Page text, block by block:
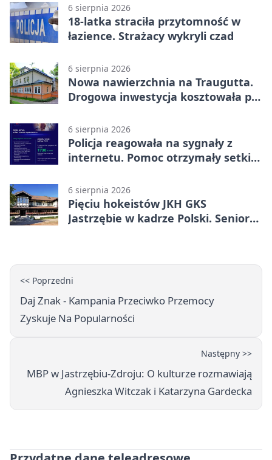
6 sierpnia 2026
18-latka straciła przytomność w
łazience. Strażacy wykryli czad
6 sierpnia 2026
Nowa nawierzchnia na Traugutta.
Drogowa inwestycja kosztowała pół
6 sierpnia 2026
Policja reagowała na sygnały z
internetu. Pomoc otrzymały setki
6 sierpnia 2026
Pięciu hokeistów JKH GKS
Jastrzębie w kadrze Polski. Seniorzy
<< Poprzedni
Daj Znak - Kampania Przeciwko Przemocy
Zyskuje Na Popularności
Następny >>
MBP w Jastrzębiu-Zdroju: O kulturze rozmawiają
Agnieszka Witczak i Katarzyna Gardecka